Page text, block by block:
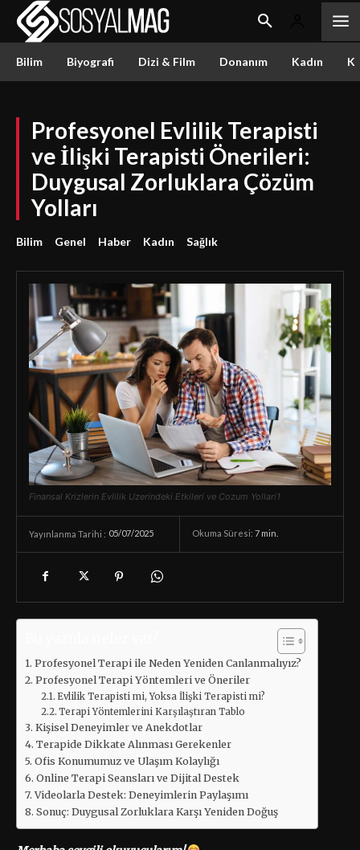
Bilim Biyografi Dizi & Film Donanım Kadın
Profesyonel Evlilik Terapisti
ve İlişki Terapisti Önerileri:
Duygusal Zorluklara Çözüm
Yolları
Bilim Genel Haber Kadın Sağlık
Finansal Krizlerin Evlilik Uzerindeki Etkileri ve Cozum Yollari1
Yayınlanma Tarihi : 05/07/2025 Okuma Süresi: 7 min.
Profesyonel Terapi ile Neden Yeniden Canlanmalıyız?
Profesyonel Terapi Yöntemleri ve Öneriler
Evlilik Terapisti mi, Yoksa İlişki Terapisti mi?
Terapi Yöntemlerini Karşılaştıran Tablo
Kişisel Deneyimler ve Anekdotlar
Terapide Dikkate Alınması Gerekenler
Ofis Konumumuz ve Ulaşım Kolaylığı
Online Terapi Seansları ve Dijital Destek
Videolarla Destek: Deneyimlerin Paylaşımı
Sonuç: Duygusal Zorluklara Karşı Yeniden Doğuş